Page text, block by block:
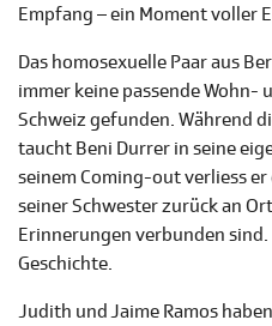
Empfang – ein Moment voller
Das homosexuelle Paar aus
immer keine passende Wohn-
Schweiz gefunden. Während
taucht Beni Durrer in seine
seinem Coming-out verliess
seiner Schwester zurück an
Erinnerungen verbunden sind.
Geschichte.
Judith und Jaime Ramos